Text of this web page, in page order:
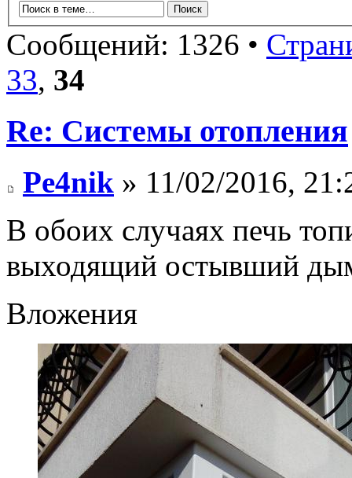
Сообщений: 1326 •
33, 34
Re: Системы отопления
Pe4nik » 11/02/2016,
В обоих случаях печь
выходящий остывший
Вложения